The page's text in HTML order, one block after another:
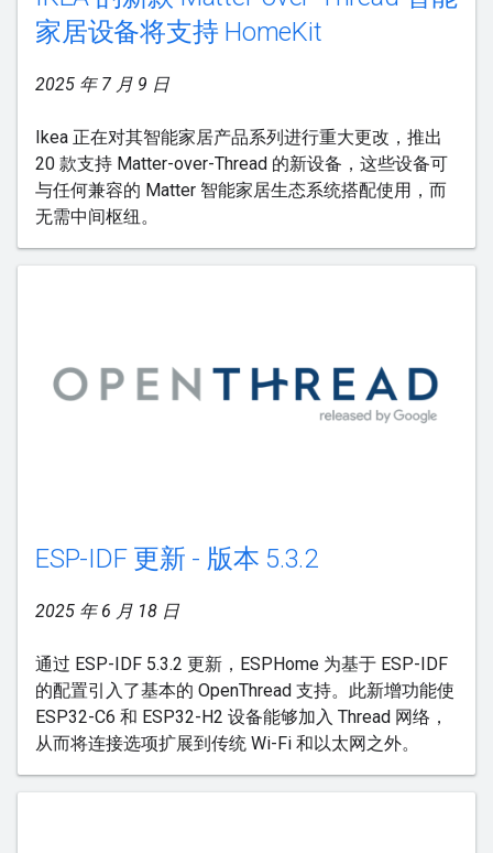
家居设备将支持 HomeKit
2025 年 7 月 9 日
Ikea 正在对其智能家居产品系列进行重大更改，推出
20 款支持 Matter-over-Thread 的新设备，这些设备可
与任何兼容的 Matter 智能家居生态系统搭配使用，而
无需中间枢纽。
ESP-IDF 更新 - 版本 5.3.2
2025 年 6 月 18 日
通过 ESP-IDF 5.3.2 更新，ESPHome 为基于 ESP-IDF
的配置引入了基本的 OpenThread 支持。此新增功能使
ESP32-C6 和 ESP32-H2 设备能够加入 Thread 网络，
从而将连接选项扩展到传统 Wi-Fi 和以太网之外。